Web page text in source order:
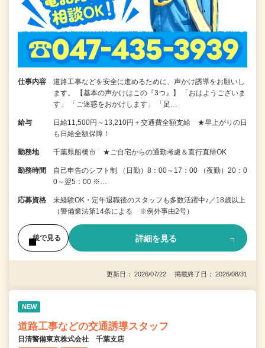
仕事内容
道路工事などを安全に進めるために、声かけ誘導をお願いし
ます。 【基本の声かけはこの『3つ』】 「おはようございま
す」 「ご迷惑をおかけします」 「足…
給与
日給11,500円～13,210円＋交通費全額支給 ★早上がりの日
も日給全額保障！
勤務地 千葉県船橋市 ★ご自宅からの通勤考慮＆直行直帰OK
勤務時間
自己申告のシフト制 （日勤）8：00～17：00 （夜勤）20：0
0～翌5：00 ※…
応募資格
未経験OK・定年退職後のスタッフも多数活躍中♪／18歳以上
（警備業法第14条による ※例外事由2号）
後で見る 詳細を見る
更新日： 2026/07/22 掲載終了日： 2026/08/31
NEW
道路工事などの交通誘導スタッフ
日清警備東京株式会社 千葉支店